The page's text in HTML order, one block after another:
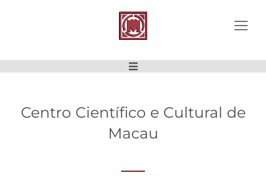
Centro Científico e Cultural de
Macau